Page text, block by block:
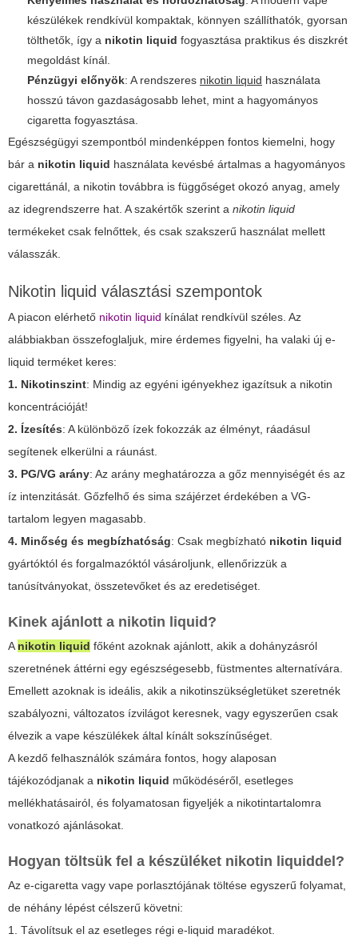
készülékek rendkívül kompaktak, könnyen szállíthatók, gyorsan
tölthetők, így a nikotin liquid fogyasztása praktikus és diszkrét
megoldást kínál.
Pénzügyi előnyök: A rendszeres nikotin liquid használata
hosszú távon gazdaságosabb lehet, mint a hagyományos
cigaretta fogyasztása.
Egészségügyi szempontból mindenképpen fontos kiemelni, hogy
bár a nikotin liquid használata kevésbé ártalmas a hagyományos
cigarettánál, a nikotin továbbra is függőséget okozó anyag, amely
az idegrendszerre hat. A szakértők szerint a nikotin liquid
termékeket csak felnőttek, és csak szakszerű használat mellett
válasszák.
Nikotin liquid választási szempontok
A piacon elérhető nikotin liquid kínálat rendkívül széles. Az
alábbiakban összefoglaljuk, mire érdemes figyelni, ha valaki új e-
liquid terméket keres:
1. Nikotinszint: Mindig az egyéni igényekhez igazítsuk a nikotin
koncentrációját!
2. Ízesítés: A különböző ízek fokozzák az élményt, ráadásul
segítenek elkerülni a ráunást.
3. PG/VG arány: Az arány meghatározza a gőz mennyiségét és az
íz intenzitását. Gőzfelhő és sima szájérzet érdekében a VG-
tartalom legyen magasabb.
4. Minőség és megbízhatóság: Csak megbízható nikotin liquid
gyártóktól és forgalmazóktól vásároljunk, ellenőrizzük a
tanúsítványokat, összetevőket és az eredetiséget.
Kinek ajánlott a nikotin liquid?
Anikotin liquid főként azoknak ajánlott, akik a dohányzásról
szeretnének áttérni egy egészségesebb, füstmentes alternatívára.
Emellett azoknak is ideális, akik a nikotinszükségletüket szeretnék
szabályozni, változatos ízvilágot keresnek, vagy egyszerűen csak
élvezik a vape készülékek által kínált sokszínűséget.
A kezdő felhasználók számára fontos, hogy alaposan
tájékozódjanak a nikotin liquid működéséről, esetleges
mellékhatásairól, és folyamatosan figyeljék a nikotintartalomra
vonatkozó ajánlásokat.
Hogyan töltsük fel a készüléket nikotin liquiddel?
Az e-cigaretta vagy vape porlasztójának töltése egyszerű folyamat,
de néhány lépést célszerű követni:
1. Távolítsuk el az esetleges régi e-liquid maradékot.